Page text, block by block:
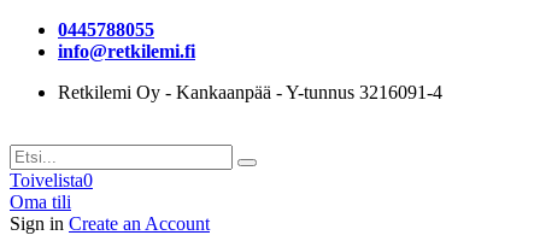
0445788055
info@retkilemi.fi
Retkilemi Oy - Kankaanpää - Y-tunnus 3216091-4
Toivelista0
Oma tili
Sign in Create an Account